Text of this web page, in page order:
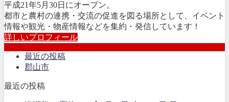
平成21年5月30日にオープン。
都市と農村の連携・交流の促進を図る場所として、イベント
情報や観光・物産情報などを集約・発信しています！
詳しいプロフィール
最近の投稿
郡山市
最近の投稿